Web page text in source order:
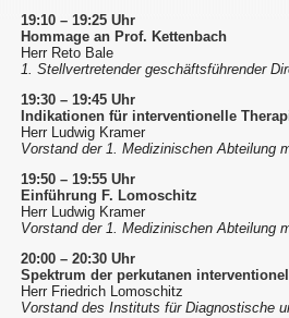
19:10 – 19:25 Uhr
Hommage an Prof. Kettenbach
Herr Reto Bale
1. Stellvertretender geschäftsführender
19:30 – 19:45 Uhr
Indikationen für interventionelle
Herr Ludwig Kramer
Vorstand der 1. Medizinischen Abteilung
19:50 – 19:55 Uhr
Einführung F. Lomoschitz
Herr Ludwig Kramer
Vorstand der 1. Medizinischen Abteilung
20:00 – 20:30 Uhr
Spektrum der perkutanen
Herr Friedrich Lomoschitz
Vorstand des Instituts für Diagnostische